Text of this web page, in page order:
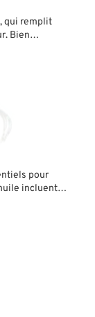
qui remplit
Bien
sur
pas de
pour
incluent la
que l'huile